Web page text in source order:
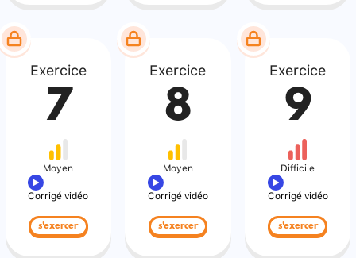
Exercice
7
Moyen
Corrigé vidéo
s'exercer
Exercice
8
Moyen
Corrigé vidéo
s'exercer
Exercice
9
Difficile
Corrigé vidéo
s'exercer